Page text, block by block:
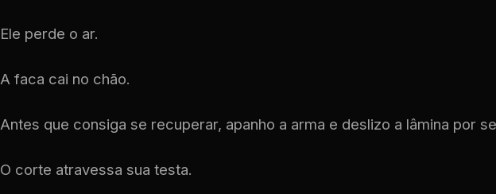
Ele perde o ar.
A faca cai no chão.
Antes que consiga se recuperar, apanho a arma e deslizo a lâmina por
O corte atravessa sua testa.